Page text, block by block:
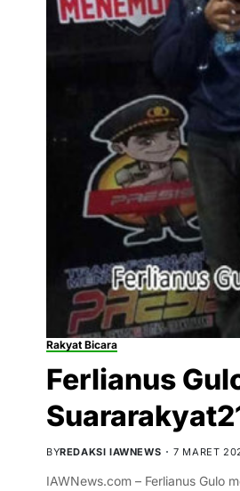
Rakyat Bicara
Ferlianus
BYREDAKSI IAWNEWS 7 MARET
IAWNews.com – Ferlianus Gulo